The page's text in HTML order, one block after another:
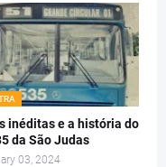
inéditas e a história do
da São Judas
03, 2024